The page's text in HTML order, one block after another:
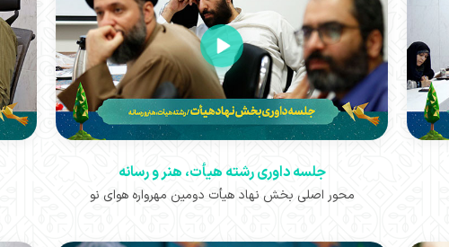
جلسه داوری رشته هیأت، هنر و رسانه
محور اصلی بخش نهاد هیأت دومین مهرواره هوای نو